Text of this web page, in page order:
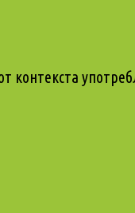
контекста